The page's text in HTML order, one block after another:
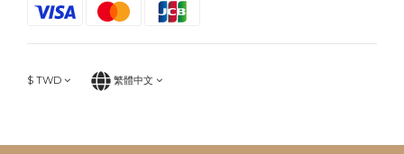
$ TWD 繁體中文